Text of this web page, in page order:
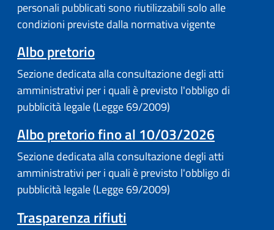
personali pubblicati sono riutilizzabili solo alle
condizioni previste dalla normativa vigente
Albo pretorio(apre in un'altra scheda).
Sezione dedicata alla consultazione degli atti
amministrativi per i quali è previsto l'obbligo di
pubblicità legale (Legge 69/2009)
Albo pretorio fino al 10/03/2026
Sezione dedicata alla consultazione degli atti
amministrativi per i quali è previsto l'obbligo di
pubblicità legale (Legge 69/2009)
Trasparenza rifiuti